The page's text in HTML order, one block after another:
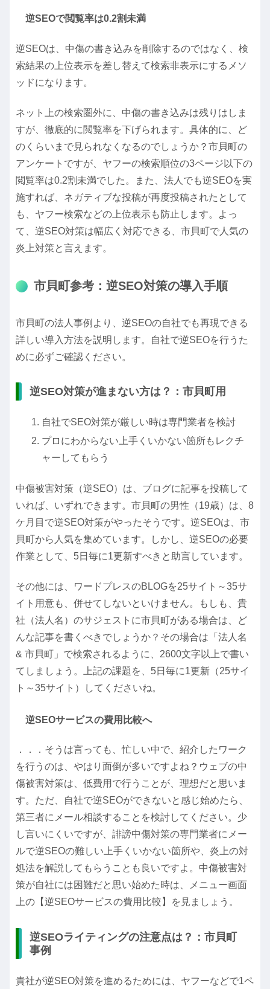
逆SEOで閲覧率は0.2割未満
逆SEOは、中傷の書き込みを削除するのではなく、検
索結果の上位表示を差し替えて検索非表示にするメソ
ッドになります。
ネット上の検索圏外に、中傷の書き込みは残りはしま
すが、徹底的に閲覧率を下げられます。具体的に、ど
のくらいまで見られなくなるのでしょうか？市貝町の
アンケートですが、ヤフーの検索順位の3ページ以下の
閲覧率は0.2割未満でした。また、法人でも逆SEOを実
施すれば、ネガティブな投稿が再度投稿されたとして
も、ヤフー検索などの上位表示も防止します。よっ
て、逆SEO対策は幅広く対応できる、市貝町で人気の
炎上対策と言えます。
市貝町参考：逆SEO対策の導入手順
市貝町の法人事例より、 逆SEOの自社でも再現できる
詳しい導入方法を説明します。自社で逆SEOを行うた
めに必ずご確認ください。
逆SEO対策が進まない方は？：市貝町用
自社でSEO対策が厳しい時は専門業者を検討
プロにわからない上手くいかない箇所もレクチ
ャーしてもらう
中傷被害対策（逆SEO）は、ブログに記事を投稿して
いれば、いずれできます。市貝町の男性（19歳）は、8
ケ月目で逆SEO対策がやったそうです。逆SEOは、市
貝町から人気を集めています。しかし、逆SEOの必要
作業として、5日毎に1更新すべきと助言しています。
その他には、ワードプレスのBLOGを25サイト～35サ
イト用意も、併せてしないといけません。もしも、貴
社（法人名）のサジェストに市貝町がある場合は、ど
んな記事を書くべきでしょうか？その場合は「法人名
& 市貝町」で検索されるように、2600文字以上で書い
てしましょう。上記の課題を、5日毎に1更新（25サイ
ト～35サイト）してくださいね。
逆SEOサービスの費用比較へ
．．．そうは言っても、忙しい中で、紹介したワーク
を行うのは、やはり面倒が多いですよね？ウェブの中
傷被害対策は、低費用で行うことが、理想だと思いま
す。ただ、自社で逆SEOができないと感じ始めたら、
第三者にメール相談することを検討してください。少
し言いにくいですが、誹謗中傷対策の専門業者にメー
ルで逆SEOの難しい上手くいかない箇所や、炎上の対
処法を解説してもらう ことも良いですよ。中傷被害対
策が自社には困難だと思い始めた時は、メニュー画面
上の【逆SEOサービスの費用比較】を見ましょう。
逆SEOライティングの注意点は？：市貝町
事例
貴社が逆SEO対策を進めるためには、ヤフーなどで1ペ